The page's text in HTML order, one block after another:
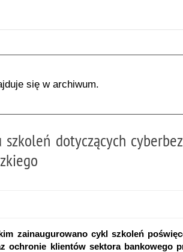
się w archiwum.
szkoleń dotyczących
zainaugurowano cykl szkoleń
ochronie klientów sektora bankowego